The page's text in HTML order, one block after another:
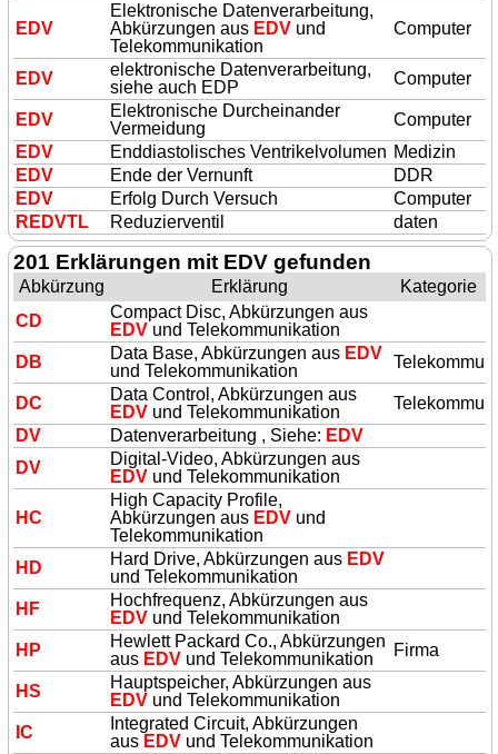
EDV
Elektronische Datenverarbeitung,
Abkürzungen aus EDV und
Telekommunikation
Computer
EDV
elektronische Datenverarbeitung,
siehe auch EDP
Computer
EDV
Elektronische Durcheinander
Vermeidung
Computer
EDV
Enddiastolisches Ventrikelvolumen Medizin
EDV
Ende der Vernunft
DDR
EDV
Erfolg Durch Versuch
Computer
R EDVTL Reduzierventil daten
201 Erklärungen mit EDV gefunden
Abkürzung Erklärung
Kategorie
CD
Compact Disc, Abkürzungen aus
EDV und Telekommunikation
DB
Data Base, Abkürzungen aus EDV
und Telekommunikation
DC
Data Control, Abkürzungen aus
EDV und Telekommunikation
DV
Datenverarbeitung , Siehe: EDV
DV
Digital-Video, Abkürzungen aus
EDV und Telekommunikation
HC
High Capacity Profile,
Abkürzungen aus EDV und
Telekommunikation
HD
Hard Drive, Abkürzungen aus EDV
und Telekommunikation
HF
Hochfrequenz, Abkürzungen aus
EDV und Telekommunikation
HP
Hewlett Packard Co., Abkürzungen
aus EDV und Telekommunikation Firma
HS
Hauptspeicher, Abkürzungen aus
EDV und Telekommunikation
IC
Integrated Circuit, Abkürzungen
aus EDV und Telekommunikation